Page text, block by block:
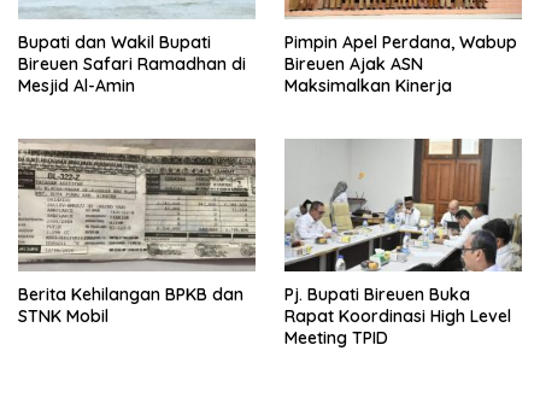
Bupati dan Wakil Bupati
Bireuen Safari Ramadhan di
Mesjid Al-Amin
Pimpin Apel Perdana, Wabup
Bireuen Ajak ASN
Maksimalkan Kinerja
Berita Kehilangan BPKB dan
STNK Mobil
Pj. Bupati Bireuen Buka
Rapat Koordinasi High Level
Meeting TPID